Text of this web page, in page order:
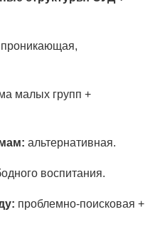
проникающая,
малых групп +
альтернативная.
воспитания.
проблемно-поисковая +